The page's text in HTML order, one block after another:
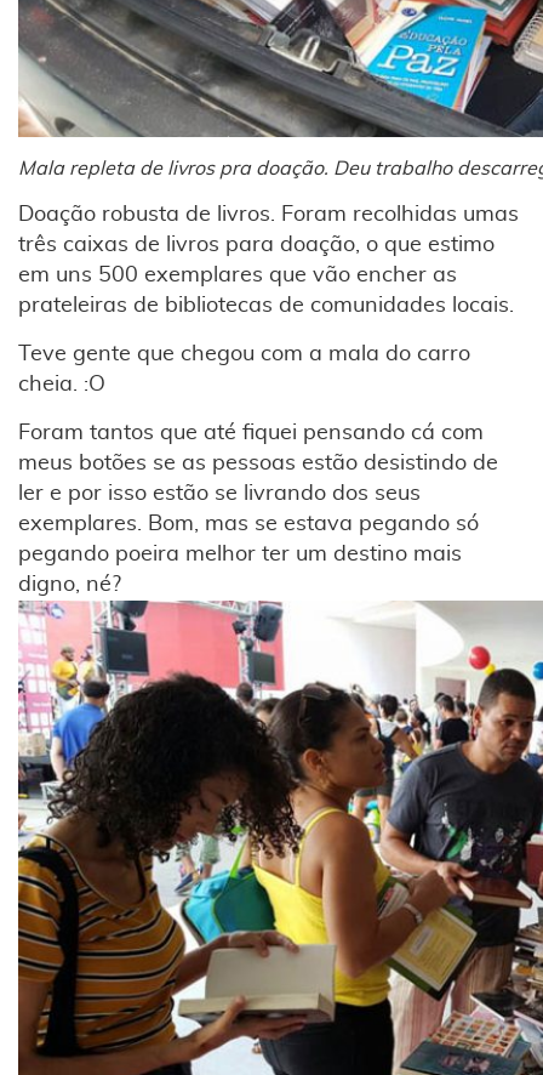
Mala repleta de livros pra doação. Deu trabalho
Doação robusta de livros. Foram recolhidas umas
três caixas de livros para doação, o que estimo
em uns 500 exemplares que vão encher as
prateleiras de bibliotecas de comunidades locais.
Teve gente que chegou com a mala do carro
cheia. :O
Foram tantos que até fiquei pensando cá com
meus botões se as pessoas estão desistindo de
ler e por isso estão se livrando dos seus
exemplares. Bom, mas se estava pegando só
pegando poeira melhor ter um destino mais
digno, né?